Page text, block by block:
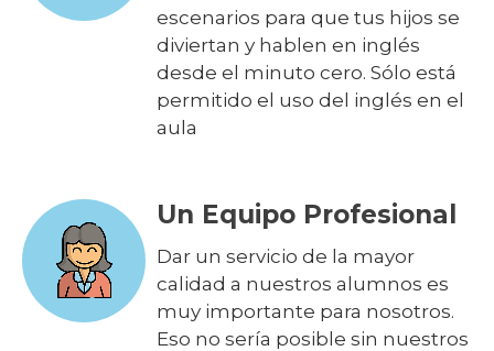
escenarios para que tus hijos se
diviertan y hablen en inglés
desde el minuto cero. Sólo está
permitido el uso del inglés en el
aula
Un Equipo Profesional
Dar un servicio de la mayor
calidad a nuestros alumnos es
muy importante para nosotros.
Eso no sería posible sin nuestros